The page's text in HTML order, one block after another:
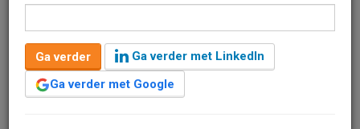
De gemeente Amsterdam moet bij haar boetebeleid
voor illegale verhuur van woningen aan toeristen
maatwerk bieden. Op dit moment legt de gemeente
Ga verder
Ga verder met LinkedIn
Ga verder met Google